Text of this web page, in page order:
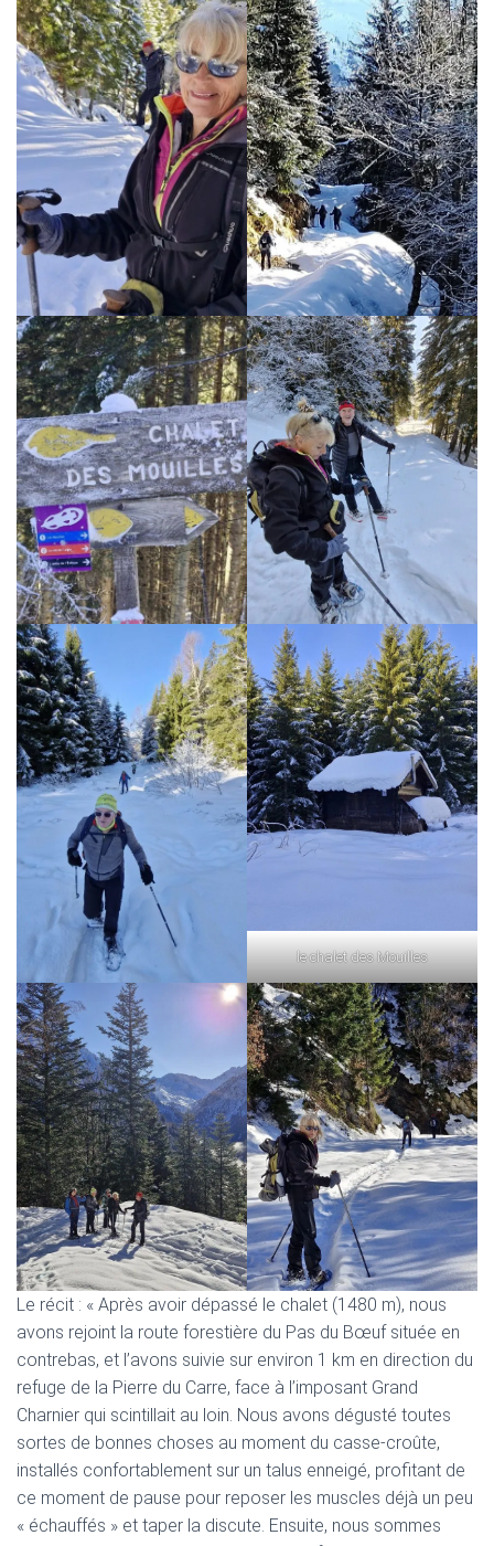
le chalet des Mouilles
Le récit : « Après avoir dépassé le chalet (1480 m), nous
avons rejoint la route forestière du Pas du Bœuf située en
contrebas, et l’avons suivie sur environ 1 km en direction du
refuge de la Pierre du Carre, face à l’imposant Grand
Charnier qui scintillait au loin. Nous avons dégusté toutes
sortes de bonnes choses au moment du casse-croûte,
installés confortablement sur un talus enneigé, profitant de
ce moment de pause pour reposer les muscles déjà un peu
« échauffés » et taper la discute. Ensuite, nous sommes